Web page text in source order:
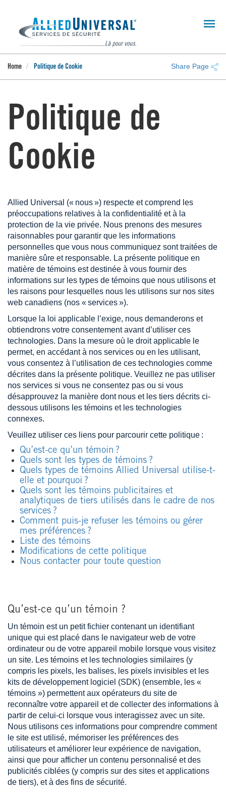
content
Home Politique de Cookie Share Page
Politique de
Cookie
Allied Universal (« nous ») respecte et comprend les
préoccupations relatives à la confidentialité et à la
protection de la vie privée. Nous prenons des mesures
raisonnables pour garantir que les informations
personnelles que vous nous communiquez sont traitées de
manière sûre et responsable. La présente politique en
matière de témoins est destinée à vous fournir des
informations sur les types de témoins que nous utilisons et
les raisons pour lesquelles nous les utilisons sur nos sites
web canadiens (nos « services »).
Lorsque la loi applicable l’exige, nous demanderons et
obtiendrons votre consentement avant d’utiliser ces
technologies. Dans la mesure où le droit applicable le
permet, en accédant à nos services ou en les utilisant,
vous consentez à l’utilisation de ces technologies comme
décrites dans la présente politique. Veuillez ne pas utiliser
nos services si vous ne consentez pas ou si vous
désapprouvez la manière dont nous et les tiers décrits ci-
dessous utilisons les témoins et les technologies
connexes.
Veuillez utiliser ces liens pour parcourir cette politique :
Qu’est-ce qu’un témoin ?
Quels sont les types de témoins ?
Quels types de témoins Allied Universal utilise-t-
elle et pourquoi ?
Quels sont les témoins publicitaires et
analytiques de tiers utilisés dans le cadre de nos
services ?
Comment puis-je refuser les témoins ou gérer
mes préférences ?
Liste des témoins
Modifications de cette politique
Nous contacter pour toute question
Qu’est-ce qu’un témoin ?
Un témoin est un petit fichier contenant un identifiant
unique qui est placé dans le navigateur web de votre
ordinateur ou de votre appareil mobile lorsque vous visitez
un site. Les témoins et les technologies similaires (y
compris les pixels, les balises, les pixels invisibles et les
kits de développement logiciel (SDK) (ensemble, les «
témoins ») permettent aux opérateurs du site de
reconnaître votre appareil et de collecter des informations à
partir de celui-ci lorsque vous interagissez avec un site.
Nous utilisons ces informations pour comprendre comment
le site est utilisé, mémoriser les préférences des
utilisateurs et améliorer leur expérience de navigation,
ainsi que pour afficher un contenu personnalisé et des
publicités ciblées (y compris sur des sites et applications
de tiers), et à des fins de sécurité.